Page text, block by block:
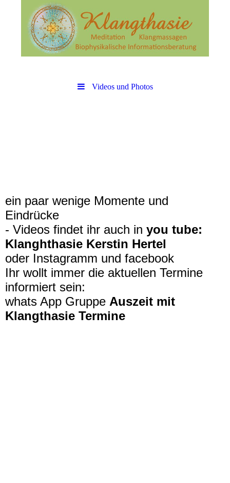
Videos und Photos
ein paar wenige Momente und
Eindrücke
- Videos findet ihr auch in you tube:
Klanghthasie Kerstin Hertel
oder Instagramm und facebook
Ihr wollt immer die aktuellen Termine
informiert sein:
whats App Gruppe Auszeit mit
Klangthasie Termine